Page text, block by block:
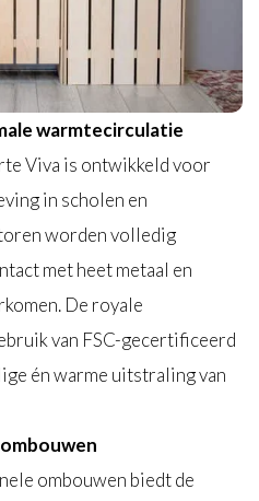
warmtecirculatie
Viva is ontwikkeld voor
in scholen en
worden volledig
met heet metaal en
De royale
van FSC-gecertificeerd
én warme uitstraling van
ombouwen biedt de